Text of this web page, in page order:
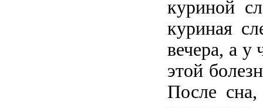
куриной
куриная
вечера, а у
этой
После